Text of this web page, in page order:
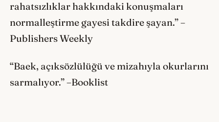
rahatsızlıklar hakkındaki konuşmaları
normalleştirme gayesi takdire şayan.” –
Publishers Weekly
“Baek, açıksözlülüğü ve mizahıyla okurlarını
sarmalıyor.” –Booklist